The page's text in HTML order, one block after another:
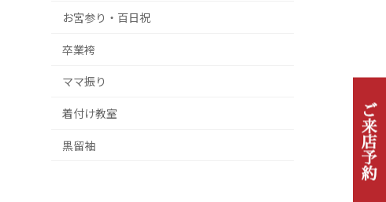
お宮参り・百日祝
卒業袴
ママ振り
着付け教室
黒留袖